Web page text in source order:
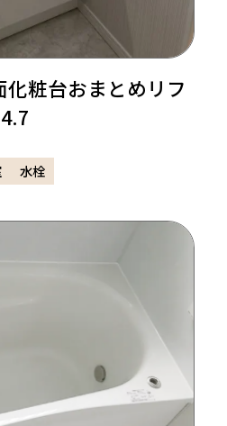
化粧台おまとめリフ
水栓